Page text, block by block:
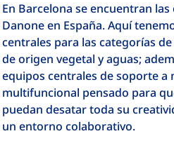
En Barcelona se encuentran
Danone en España. Aquí
centrales para las categorías
de origen vegetal y aguas;
equipos centrales de soporte a
multifuncional pensado para
puedan desatar toda su
un entorno colaborativo.